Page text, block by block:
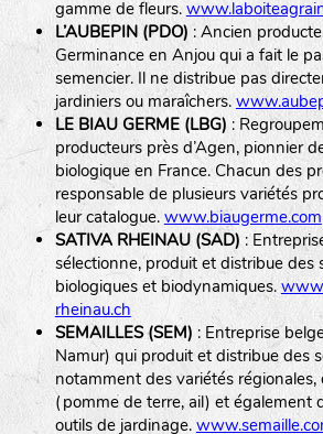
gamme de fleurs.
L’AUBEPIN (PDO) : Ancien
Germinance en Anjou qui a fait le
semencier. Il ne distribue pas
jardiniers ou maraîchers.
LE BIAU GERME (LBG) :
producteurs près d’Agen, pionnier
biologique en France. Chacun des
responsable de plusieurs variétés
leur catalogue. www.biaugerme.com
SATIVA RHEINAU (SAD) :
sélectionne, produit et distribue des
biologiques et biodynamiques.
rheinau.ch
SEMAILLES (SEM) : Entreprise
Namur) qui produit et distribue des
notamment des variétés régionales,
(pomme de terre, ail) et également
outils de jardinage.